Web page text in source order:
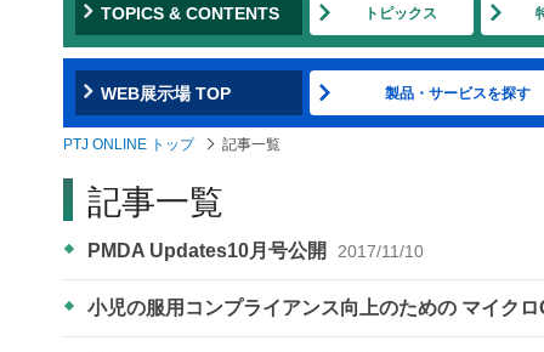
TOPICS & CONTENTS トピックス
WEB展示場 TOP 製品・サービスを探す
PTJ ONLINE トップ 記事一覧
記事一覧
PMDA Updates10月号公開 2017/11/10
小児の服用コンプライアンス向上のための マイク